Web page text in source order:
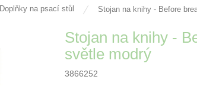
Doplňky na psací stůl Stojan na knihy - Before
Stojan na knihy -
světle modrý
3866252